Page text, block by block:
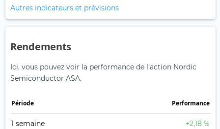
Autres indicateurs et prévisions
Rendements
Ici, vous pouvez voir la performance de l'action Nordic
Semiconductor ASA.
Période Performance
1 semaine +2,18 %